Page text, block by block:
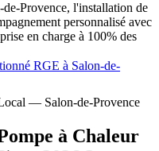
de-Provence, l'installation de
personnalisé avec
en charge à 100% des
RGE à Salon-de-
Local — Salon-de-Provence
à Chaleur